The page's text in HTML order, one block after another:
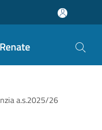
a.s.2025/26